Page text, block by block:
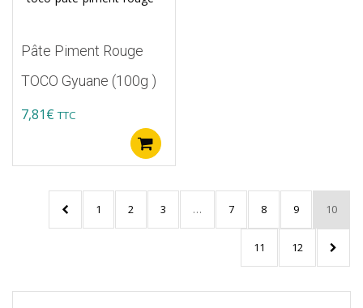
Pâte Piment Rouge
TOCO Gyuane (100g )
7,81€ TTC
1 2 3 … 7 8 9 10
11 12